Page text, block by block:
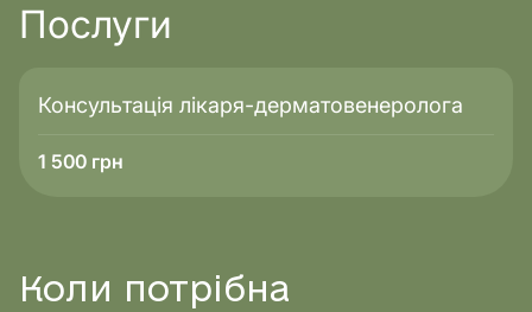
Послуги
Консультація лікаря-дерматовенеролога
1 500 грн
Коли потрібна